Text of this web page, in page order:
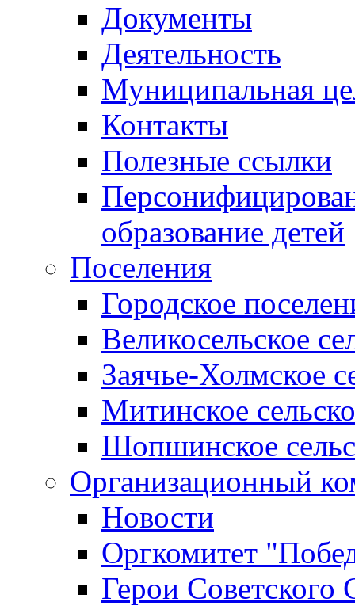
Документы
Деятельность
Муниципальная
Контакты
Полезные ссылки
образование детей
Поселения
Городское
Великосельское
Заячье-Холмское
Митинское
Шопшинское
Организационный
Новости
Оргкомитет
Герои Советского